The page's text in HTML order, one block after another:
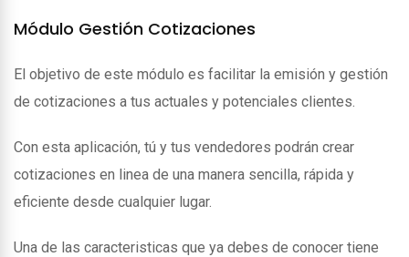
Módulo Gestión Cotizaciones
El objetivo de este módulo es facilitar la emisión y gestión
de cotizaciones a tus actuales y potenciales clientes.
Con esta aplicación, tú y tus vendedores podrán crear
cotizaciones en linea de una manera sencilla, rápida y
eficiente desde cualquier lugar.
Una de las caracteristicas que ya debes de conocer tiene